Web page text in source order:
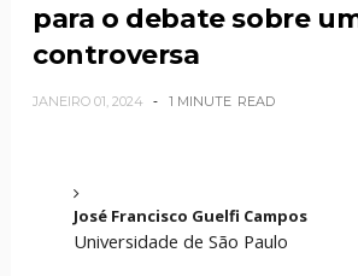
para o debate sobre
controversa
JANEIRO 01, 2024 1 MINUTE READ
José Francisco Guelfi Campos
Universidade de São Paulo